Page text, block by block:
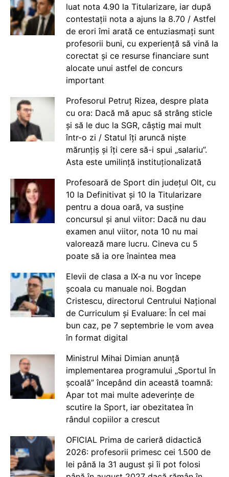
luat nota 4.90 la Titularizare, iar după
contestații nota a ajuns la 8.70 / Astfel
de erori îmi arată ce entuziasmați sunt
profesorii buni, cu experiență să vină la
corectat și ce resurse financiare sunt
alocate unui astfel de concurs
important
Profesorul Petruț Rizea, despre plata
cu ora: Dacă mă apuc să strâng sticle
și să le duc la SGR, câștig mai mult
într-o zi / Statul îți aruncă niște
mărunțiș și îți cere să-i spui „salariu”.
Asta este umilință instituționalizată
Profesoară de Sport din județul Olt, cu
10 la Definitivat și 10 la Titularizare
pentru a doua oară, va susține
concursul și anul viitor: Dacă nu dau
examen anul viitor, nota 10 nu mai
valorează mare lucru. Cineva cu 5
poate să ia ore înaintea mea
Elevii de clasa a IX-a nu vor începe
școala cu manuale noi. Bogdan
Cristescu, directorul Centrului Național
de Curriculum și Evaluare: În cel mai
bun caz, pe 7 septembrie le vom avea
în format digital
Ministrul Mihai Dimian anunță
implementarea programului „Sportul în
școală” începând din această toamnă:
Apar tot mai multe adeverințe de
scutire la Sport, iar obezitatea în
rândul copiilor a crescut
OFICIAL Prima de carieră didactică
2026: profesorii primesc cei 1.500 de
lei până la 31 august și îi pot folosi